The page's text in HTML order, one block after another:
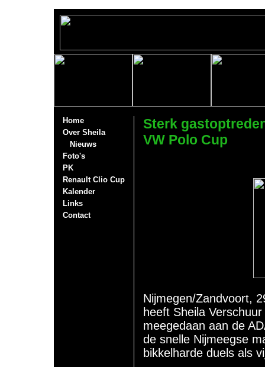
Home
Over Sheila
Nieuws
Foto's
PK
Renault Clio Cup
Kalender
Links
Contact
Sterk
VW Polo Cup
Nijmegen/Zandvoort,
heeft Sheila
meegedaan aan de
de snelle Nijmeegse
bikkelharde duels als